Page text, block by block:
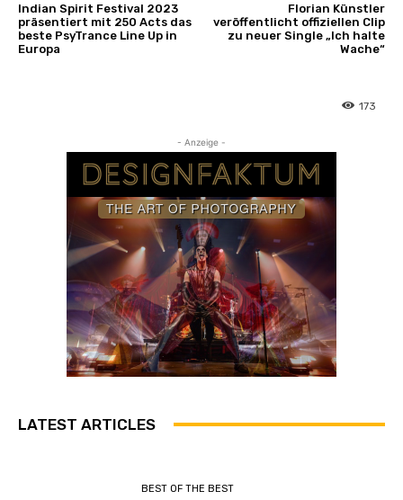
Indian Spirit Festival 2023
präsentiert mit 250 Acts das
beste PsyTrance Line Up in
Europa
Florian Künstler
veröffentlicht offiziellen Clip
zu neuer Single „Ich halte
Wache“
173
- Anzeige -
LATEST ARTICLES
BEST OF THE BEST